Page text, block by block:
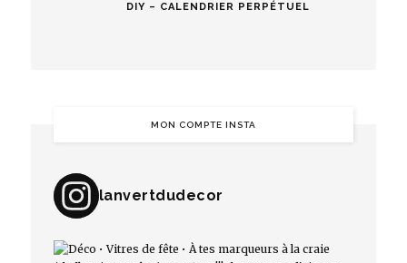
DIY – CALENDRIER PERPÉTUEL
MON COMPTE INSTA
lanvertdudecor